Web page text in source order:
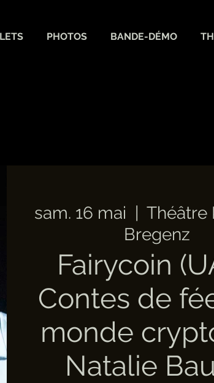
PHOTOS BANDE-DÉMO
sam. 16 mai
  |
Théâtre
Bregenz
Fairycoin
Contes de
monde
Natalie